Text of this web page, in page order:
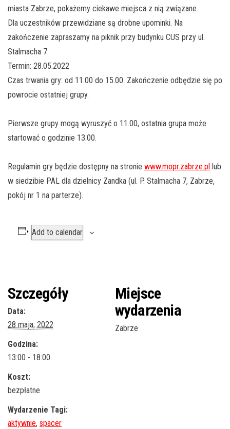
miasta Zabrze, pokażemy ciekawe miejsca z nią związane.
Dla uczestników przewidziane są drobne upominki. Na
zakończenie zapraszamy na piknik przy budynku CUS przy ul.
Stalmacha 7.
Termin: 28.05.2022
Czas trwania gry: od 11.00 do 15.00. Zakończenie odbędzie się po
powrocie ostatniej grupy.
Pierwsze grupy mogą wyruszyć o 11.00, ostatnia grupa może
startować o godzinie 13.00.
Regulamin gry będzie dostępny na stronie www.mopr.zabrze.pl lub
w siedzibie PAL dla dzielnicy Zandka (ul. P. Stalmacha 7, Zabrze,
pokój nr 1 na parterze).
Add to calendar
Szczegóły
Data:
28 maja, 2022
Godzina:
13:00 - 18:00
Koszt:
bezpłatne
Wydarzenie Tagi:
aktywnie, spacer
Miejsce
wydarzenia
Zabrze